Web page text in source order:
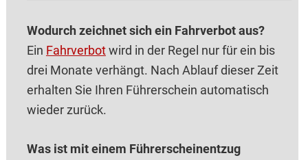
Wodurch zeichnet sich ein Fahr‌verbot aus?
Ein Fahrverbotwird in der Regel nur für ein bis
drei Monate verhängt. Nach Ablauf dieser Zeit
erhalten Sie Ihren Führe‌rschein automatisch
wieder zurück.
Was ist mit einem Führersch‌einentzug